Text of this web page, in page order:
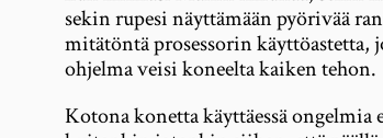
sekin rupesi näyttämään pyörivää
mitätöntä prosessorin käyttöastetta,
ohjelma veisi koneelta kaiken tehon.
Kotona konetta käyttäessä